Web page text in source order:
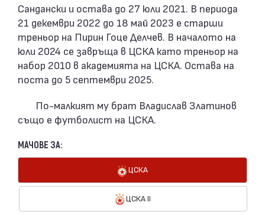
Сандански и остава до 27 юли 2021. В периода
21 декември 2022 до 18 май 2023 е старши
треньор на Пирин Гоце Делчев. В началото на
юли 2024 се завръща в ЦСКА като треньор на
набор 2010 в академията на ЦСКА. Остава на
поста до 5 септември 2025.
По-малкият му брат Владислав Златинов
също е футболист на ЦСКА.
МАЧОВЕ ЗА:
ЦСКА
ЦСКА II